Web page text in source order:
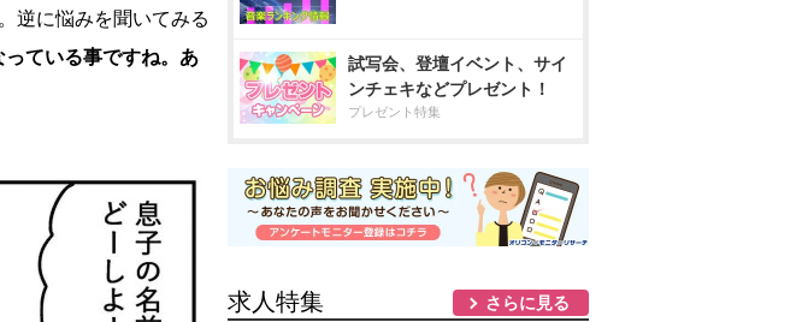
逆に悩みを聞いてみる
っている事ですね。あ
試写会、登壇イベント、サイ
ンチェキなどプレゼント！
プレゼント特集
求人特集 さらに見る